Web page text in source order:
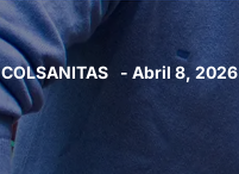
- Abril 8, 2026